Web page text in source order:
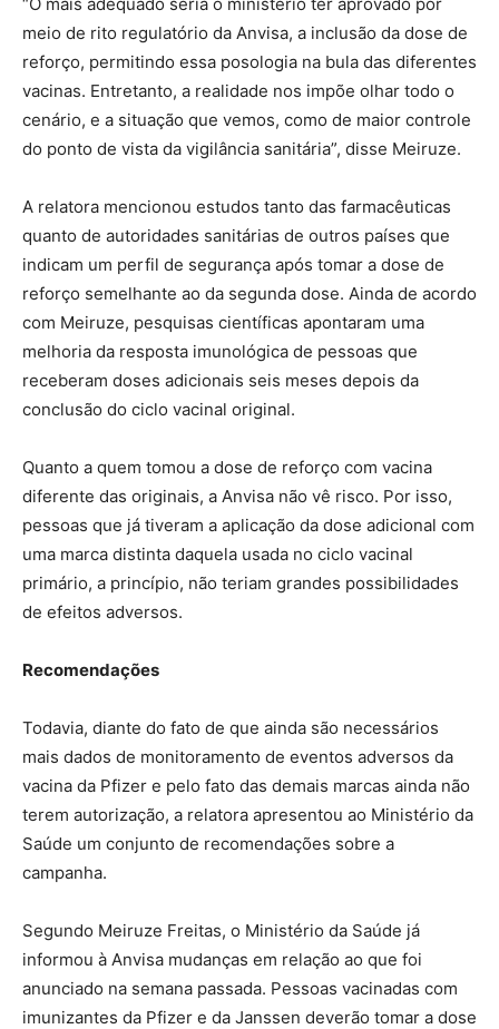
meio de rito regulatório da Anvisa, a inclusão da dose de
reforço, permitindo essa posologia na bula das diferentes
vacinas. Entretanto, a realidade nos impõe olhar todo o
cenário, e a situação que vemos, como de maior controle
do ponto de vista da vigilância sanitária”, disse Meiruze.
A relatora mencionou estudos tanto das farmacêuticas
quanto de autoridades sanitárias de outros países que
indicam um perfil de segurança após tomar a dose de
reforço semelhante ao da segunda dose. Ainda de acordo
com Meiruze, pesquisas científicas apontaram uma
melhoria da resposta imunológica de pessoas que
receberam doses adicionais seis meses depois da
conclusão do ciclo vacinal original.
Quanto a quem tomou a dose de reforço com vacina
diferente das originais, a Anvisa não vê risco. Por isso,
pessoas que já tiveram a aplicação da dose adicional com
uma marca distinta daquela usada no ciclo vacinal
primário, a princípio, não teriam grandes possibilidades
de efeitos adversos.
Recomendações
Todavia, diante do fato de que ainda são necessários
mais dados de monitoramento de eventos adversos da
vacina da Pfizer e pelo fato das demais marcas ainda não
terem autorização, a relatora apresentou ao Ministério da
Saúde um conjunto de recomendações sobre a
campanha.
Segundo Meiruze Freitas, o Ministério da Saúde já
informou à Anvisa mudanças em relação ao que foi
anunciado na semana passada. Pessoas vacinadas com
imunizantes da Pfizer e da Janssen deverão tomar a dose